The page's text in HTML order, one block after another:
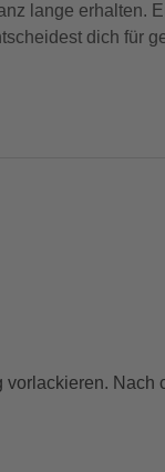
lange erhalten.
dich für
Nach